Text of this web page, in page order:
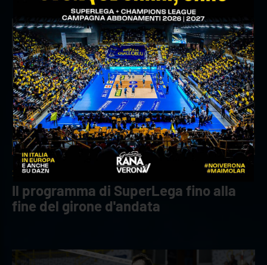
25/10/2022
Il programma di SuperLega fino alla
fine del girone d'andata